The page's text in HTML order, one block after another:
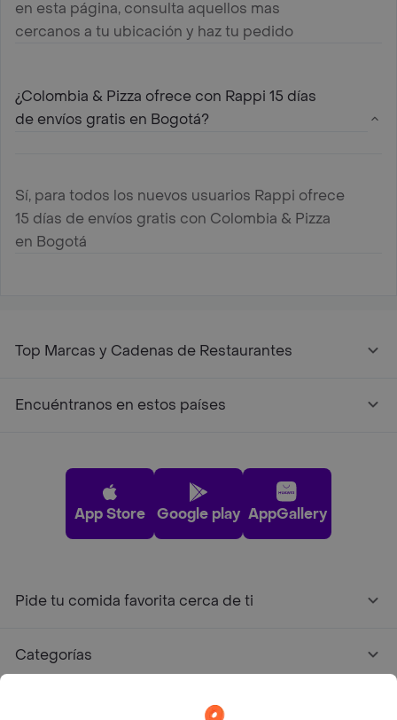
en esta página, consulta aquellos mas
cercanos a tu ubicación y haz tu pedido
¿Colombia & Pizza ofrece con Rappi 15 días
de envíos gratis en Bogotá?
Sí, para todos los nuevos usuarios Rappi ofrece
15 días de envíos gratis con Colombia & Pizza
en Bogotá
Top Marcas y Cadenas de Restaurantes
Encuéntranos en estos países
App Store Google play AppGallery
Pide tu comida favorita cerca de ti
Categorías